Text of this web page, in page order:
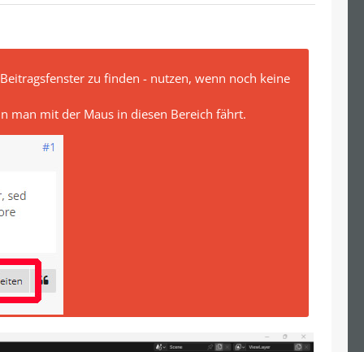
zu finden - nutzen, wenn noch keine
man mit der Maus in diesen Bereich fährt.